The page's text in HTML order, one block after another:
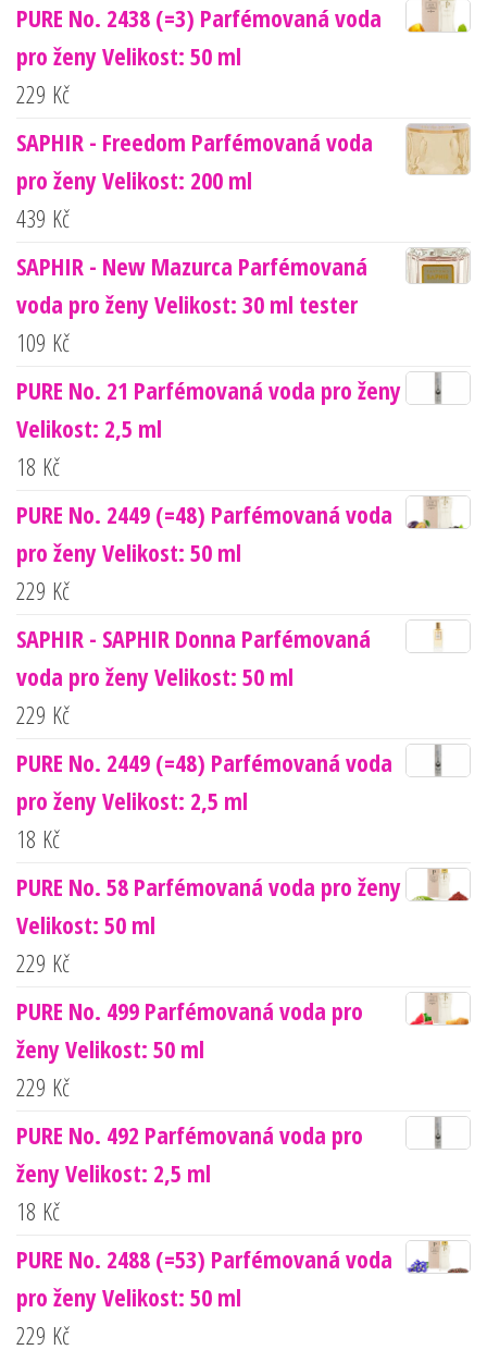
PURE No. 2438 (=3) Parfémovaná voda
pro ženy Velikost: 50 ml
229 Kč
SAPHIR - Freedom Parfémovaná voda
pro ženy Velikost: 200 ml
439 Kč
SAPHIR - New Mazurca Parfémovaná
voda pro ženy Velikost: 30 ml tester
109 Kč
PURE No. 21 Parfémovaná voda pro ženy
Velikost: 2,5 ml
18 Kč
PURE No. 2449 (=48) Parfémovaná voda
pro ženy Velikost: 50 ml
229 Kč
SAPHIR - SAPHIR Donna Parfémovaná
voda pro ženy Velikost: 50 ml
229 Kč
PURE No. 2449 (=48) Parfémovaná voda
pro ženy Velikost: 2,5 ml
18 Kč
PURE No. 58 Parfémovaná voda pro ženy
Velikost: 50 ml
229 Kč
PURE No. 499 Parfémovaná voda pro
ženy Velikost: 50 ml
229 Kč
PURE No. 492 Parfémovaná voda pro
ženy Velikost: 2,5 ml
18 Kč
PURE No. 2488 (=53) Parfémovaná voda
pro ženy Velikost: 50 ml
229 Kč